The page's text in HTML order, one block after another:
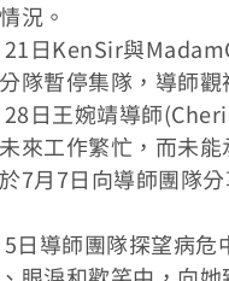
況。
日KenSir與
隊暫停集隊，導師觀
日王婉靖導師
來工作繁忙，而未
7月7日向導師團隊
日導師團隊探望病危